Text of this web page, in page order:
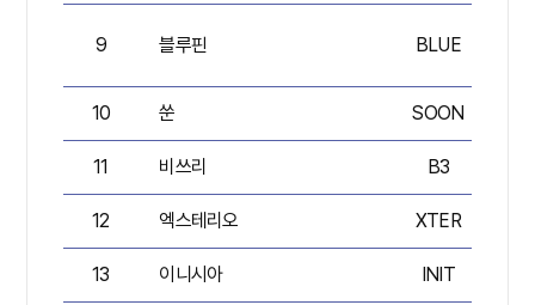
9 블루핀 BLUE
10 쑨 SOON
11 비쓰리 B3
12 엑스테리오 XTER
13 이니시아 INIT